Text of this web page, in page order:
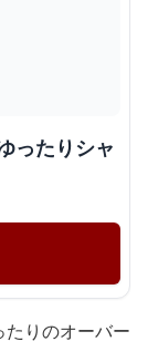
ったりシャ
りのオーバー